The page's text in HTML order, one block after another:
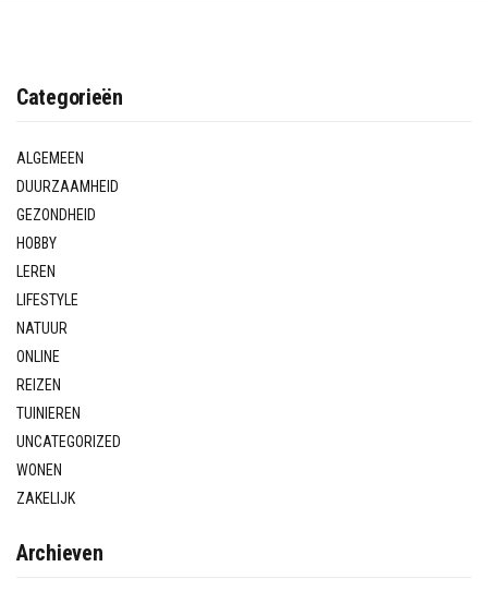
Categorieën
ALGEMEEN
DUURZAAMHEID
GEZONDHEID
HOBBY
LEREN
LIFESTYLE
NATUUR
ONLINE
REIZEN
TUINIEREN
UNCATEGORIZED
WONEN
ZAKELIJK
Archieven